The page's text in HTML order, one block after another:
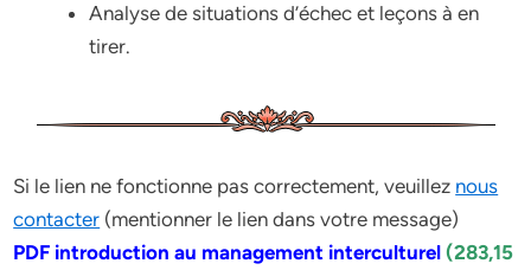
Analyse de situations d’échec et leçons à en
tirer.
Si le lien ne fonctionne pas correctement, veuillez nous
contacter (mentionner le lien dans votre message)
PDF introduction au management interculturel(283,15